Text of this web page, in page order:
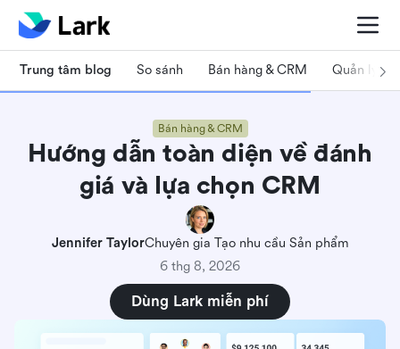
Trung tâm blog So sánh Bán hàng & CRM Quản lý dự
Bán hàng & CRM
Hướng dẫn toàn diện về đánh
giá và lựa chọn CRM
Jennifer TaylorChuyên gia Tạo nhu cầu Sản phẩm
6 thg 8, 2026
Dùng Lark miễn phí